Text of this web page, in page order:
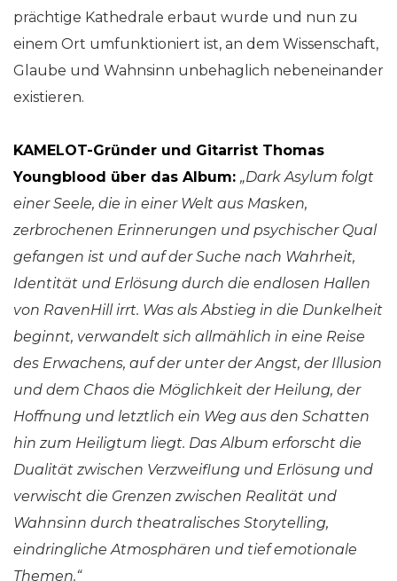
prächtige Kathedrale erbaut wurde und nun zu
einem Ort umfunktioniert ist, an dem Wissenschaft,
Glaube und Wahnsinn unbehaglich nebeneinander
existieren.
KAMELOT-Gründer und Gitarrist Thomas
Youngblood über das Album: „Dark Asylum folgt
einer Seele, die in einer Welt aus Masken,
zerbrochenen Erinnerungen und psychischer Qual
gefangen ist und auf der Suche nach Wahrheit,
Identität und Erlösung durch die endlosen Hallen
von RavenHill irrt. Was als Abstieg in die Dunkelheit
beginnt, verwandelt sich allmählich in eine Reise
des Erwachens, auf der unter der Angst, der Illusion
und dem Chaos die Möglichkeit der Heilung, der
Hoffnung und letztlich ein Weg aus den Schatten
hin zum Heiligtum liegt. Das Album erforscht die
Dualität zwischen Verzweiflung und Erlösung und
verwischt die Grenzen zwischen Realität und
Wahnsinn durch theatralisches Storytelling,
eindringliche Atmosphären und tief emotionale
Themen.“